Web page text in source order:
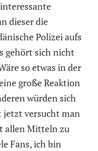
dieser die
Polizei aufs
gehört sich nicht
so etwas in der
große Reaktion
würden sich
jetzt versucht man
allen Mitteln zu
Fans, ich bin